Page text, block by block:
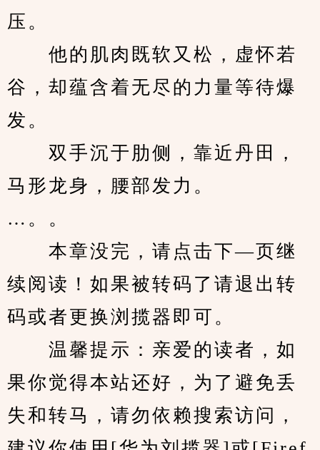
压。
他的肌肉既软又松，虚怀若
谷，却蕴含着无尽的力量等待爆
发。
双手沉于肋侧，靠近丹田，
马形龙身，腰部发力。
…。。
本章没完，请点击下—页继
续阅读！如果被转码了请退出转
码或者更换浏揽器即可。
温馨提示：亲爱的读者，如
果你觉得本站还好，为了避免丢
失和转马，请勿依赖搜索访问，